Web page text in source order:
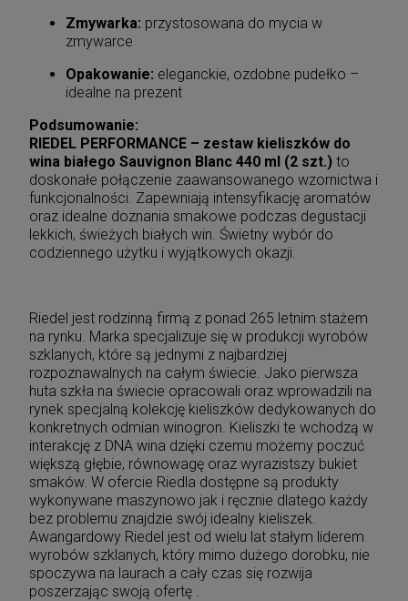
Zmywarka: przystosowana do mycia w
zmywarce
Opakowanie: eleganckie, ozdobne pudełko –
idealne na prezent
Podsumowanie:
RIEDEL PERFORMANCE – zestaw kieliszków do
wina białego Sauvignon Blanc 440 ml (2 szt.) to
doskonałe połączenie zaawansowanego wzornictwa i
funkcjonalności. Zapewniają intensyfikację aromatów
oraz idealne doznania smakowe podczas degustacji
lekkich, świeżych białych win. Świetny wybór do
codziennego użytku i wyjątkowych okazji.
Riedel jest rodzinną firmą z ponad 265 letnim stażem
na rynku. Marka specjalizuje się w produkcji wyrobów
szklanych, które są jednymi z najbardziej
rozpoznawalnych na całym świecie. Jako pierwsza
huta szkła na świecie opracowali oraz wprowadzili na
rynek specjalną kolekcję kieliszków dedykowanych do
konkretnych odmian winogron. Kieliszki te wchodzą w
interakcję z DNA wina dzięki czemu możemy poczuć
większą głębie, równowagę oraz wyrazistszy bukiet
smaków. W ofercie Riedla dostępne są produkty
wykonywane maszynowo jak i ręcznie dlatego każdy
bez problemu znajdzie swój idealny kieliszek.
Awangardowy Riedel jest od wielu lat stałym liderem
wyrobów szklanych, który mimo dużego dorobku, nie
spoczywa na laurach a cały czas się rozwija
poszerzając swoją ofertę .